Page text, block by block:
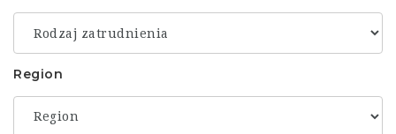
Region